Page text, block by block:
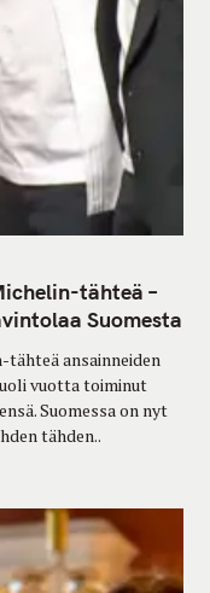
tähteä –
Suomesta
ansainneiden
vuotta toiminut
Suomessa on nyt
tähden..